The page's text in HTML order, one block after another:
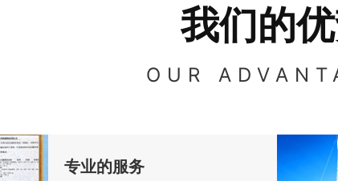
我们的
OUR
专业的服务